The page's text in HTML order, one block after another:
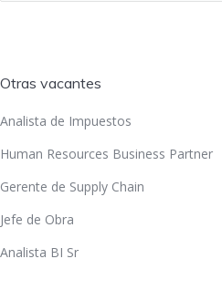
Otras vacantes
Analista de Impuestos
Human Resources Business Partner
Gerente de Supply Chain
Jefe de Obra
Analista BI Sr